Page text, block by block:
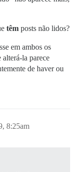
têm posts não lidos?
em ambos os
alterá-la parece
de haver ou
8:25am